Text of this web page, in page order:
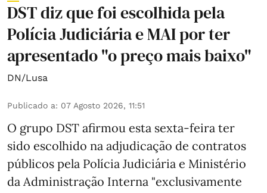
DST diz que foi escolhida pela
Polícia Judiciária e MAI por ter
apresentado "o preço mais baixo"
DN/Lusa
Publicado a: 07 Agosto 2026, 11:51
O grupo DST afirmou esta sexta-feira ter
sido escolhido na adjudicação de contratos
públicos pela Polícia Judiciária e Ministério
da Administração Interna "exclusivamente